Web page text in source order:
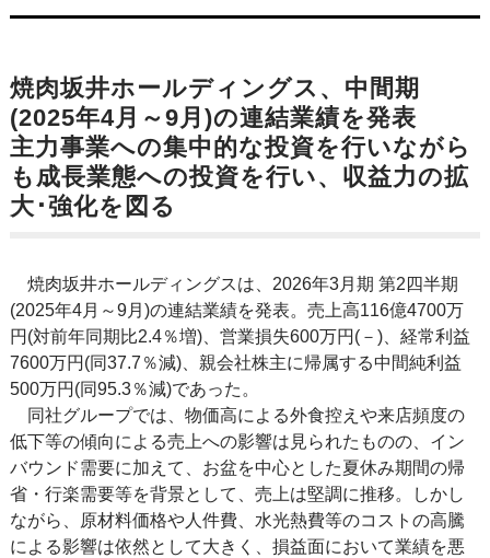
焼肉坂井ホールディングス、中間期
(2025年4月～9月)の連結業績を発表
主力事業への集中的な投資を行いながら
も成長業態への投資を行い、収益力の拡
大･強化を図る
焼肉坂井ホールディングスは、2026年3月期 第2四半期
(2025年4月～9月)の連結業績を発表。売上高116億4700万
円(対前年同期比2.4％増)、営業損失600万円(－)、経常利益
7600万円(同37.7％減)、親会社株主に帰属する中間純利益
500万円(同95.3％減)であった。
同社グループでは、物価高による外食控えや来店頻度の
低下等の傾向による売上への影響は見られたものの、イン
バウンド需要に加えて、お盆を中心とした夏休み期間の帰
省・行楽需要等を背景として、売上は堅調に推移。しかし
ながら、原材料価格や人件費、水光熱費等のコストの高騰
による影響は依然として大きく、損益面において業績を悪